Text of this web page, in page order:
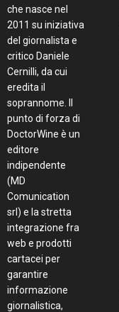
che nasce nel
2011 su iniziativa
del giornalista e
critico Daniele
Cernilli, da cui
eredita il
soprannome. Il
punto di forza di
DoctorWine è un
editore
indipendente
(MD
Comunication
srl) e la stretta
integrazione fra
web e prodotti
cartacei per
garantire
informazione
giornalistica,